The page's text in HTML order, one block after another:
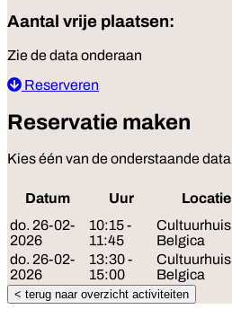
Aantal vrije plaatsen:
Zie de data onderaan
Reserveren
Reservatie maken
Kies één van de onderstaande data
Datum Uur Locatie
do. 26-02-
2026
10:15 -
11:45
Cultuurhuis
Belgica
do. 26-02-
2026
13:30 -
15:00
Cultuurhuis
Belgica
< terug naar overzicht activiteiten